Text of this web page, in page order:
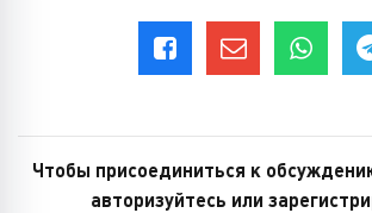
Чтобы присоединиться к
авторизуйтесь или